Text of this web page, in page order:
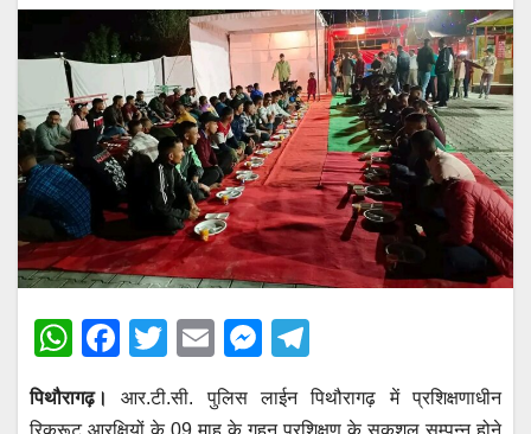
W
at
F
c
T
wi
tt
E
m
ail
M
e
ss
el
e
पिथौरागढ़।
आर.टी.सी. पुलिस लाईन पिथौरागढ़ में प्रशिक्षणाधीन